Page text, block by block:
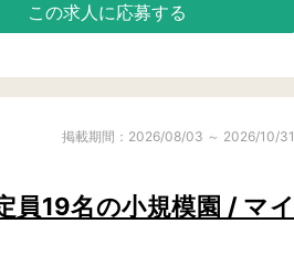
この求人に応募する
掲載期間：2026/08/03 ～ 2026/10/31
員19名の小規模園 / マイ